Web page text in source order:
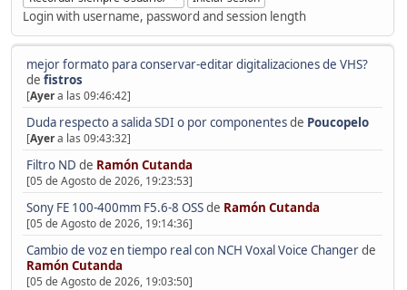
Login with username, password and session length
mejor formato para conservar-editar digitalizaciones de VHS?
de fistros
[Ayera las 09:46:42]
Duda respecto a salida SDI o por componentesde Poucopelo
[Ayera las 09:43:32]
Filtro ND de Ramón Cutanda
[05 de Agosto de 2026, 19:23:53]
Sony FE 100-400mm F5.6-8 OSSde Ramón Cutanda
[05 de Agosto de 2026, 19:14:36]
Cambio de voz en tiempo real con NCH Voxal Voice Changerde
Ramón Cutanda
[05 de Agosto de 2026, 19:03:50]